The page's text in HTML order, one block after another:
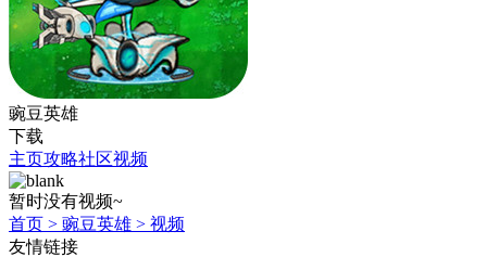
豌豆英雄
下载
主页攻略社区视频
暂时没有视频~
首页 > 豌豆英雄 > 视频
友情链接